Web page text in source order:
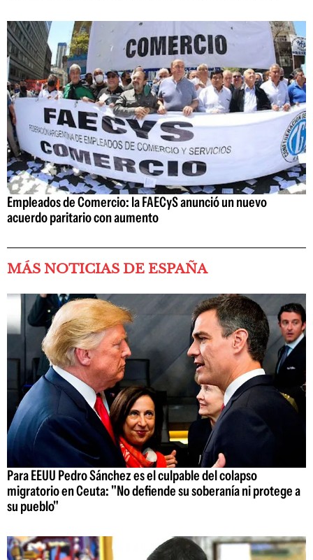
Empleados de Comercio: la FAECyS anunció un nuevo
acuerdo paritario con aumento
MÁS NOTICIAS DE ESPAÑA
Para EEUU Pedro Sánchez es el culpable del colapso
migratorio en Ceuta: "No defiende su soberanía ni protege a
su pueblo"